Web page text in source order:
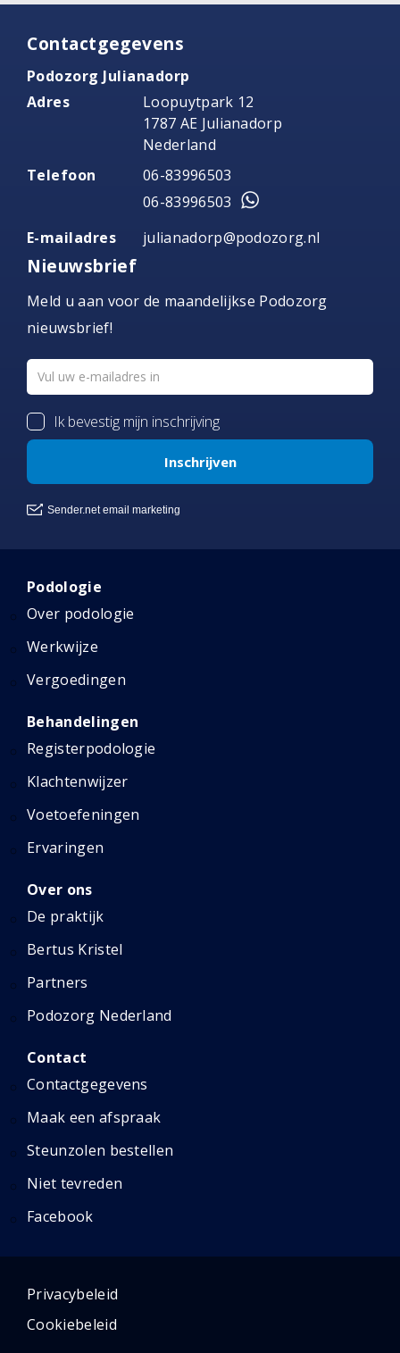
Contactgegevens
Podozorg Julianadorp
Adres
Loopuytpark 12
1787 AE Julianadorp
Nederland
Telefoon
06-83996503
06-83996503
E-mailadres
julianadorp@podozorg.nl
Nieuwsbrief
Meld u aan voor de maandelijkse Podozorg
nieuwsbrief!
Podologie
Over podologie
Werkwijze
Vergoedingen
Behandelingen
Registerpodologie
Klachtenwijzer
Voetoefeningen
Ervaringen
Over ons
De praktijk
Bertus Kristel
Partners
Podozorg Nederland
Contact
Contactgegevens
Maak een afspraak
Steunzolen bestellen
Niet tevreden
Facebook
Privacybeleid
Cookiebeleid